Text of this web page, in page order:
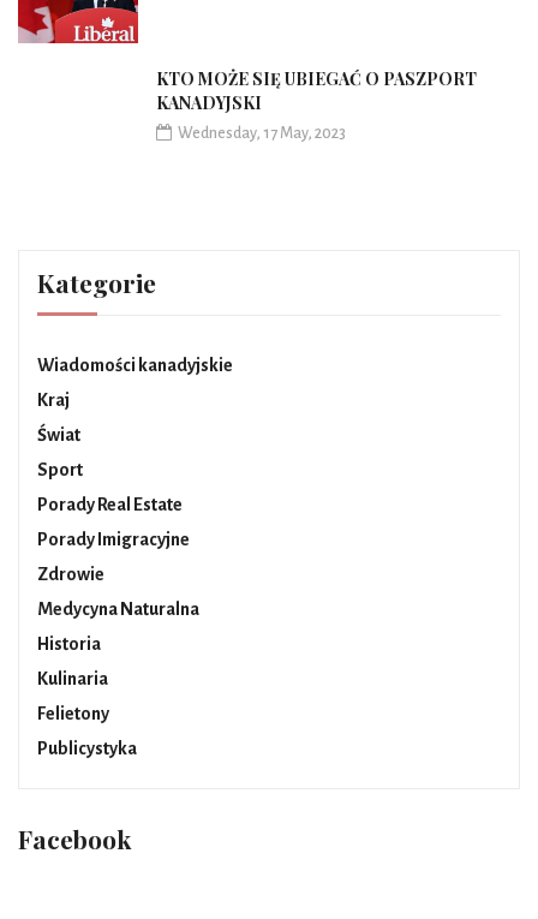
KTO MOŻE SIĘ UBIEGAĆ O PASZPORT
KANADYJSKI
Wednesday, 17 May, 2023
Kategorie
Wiadomości kanadyjskie
Kraj
Świat
Sport
Porady Real Estate
Porady Imigracyjne
Zdrowie
Medycyna Naturalna
Historia
Kulinaria
Felietony
Publicystyka
Facebook